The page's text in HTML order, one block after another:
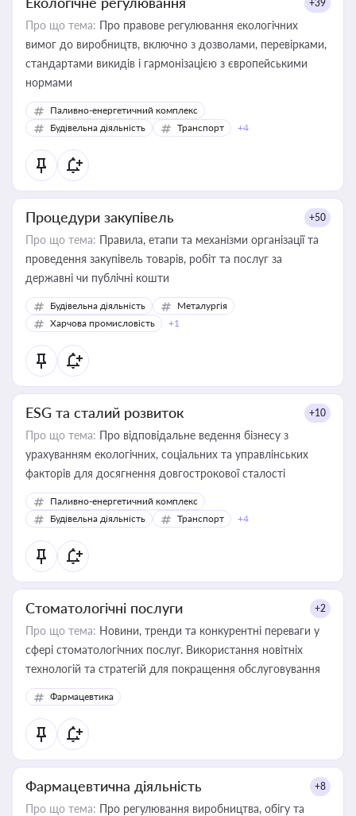
+39
Про що тема: Про правове регулювання екологічних
вимог до виробництв, включно з дозволами, перевірками,
стандартами викидів і гармонізацією з європейськими
нормами
Паливно-енергетичний комплекс
Будівельна діяльність
Транспорт +4
Процедури закупівель +50
Про що тема: Правила, етапи та механізми організації та
проведення закупівель товарів, робіт та послуг за
державні чи публічні кошти
Будівельна діяльність
Металургія
Харчова промисловість
+1
ESG та сталий розвиток +10
Про що тема: Про відповідальне ведення бізнесу з
урахуванням екологічних, соціальних та управлінських
факторів для досягнення довгострокової сталості
Паливно-енергетичний комплекс
Будівельна діяльність
Транспорт +4
Стоматологічні послуги +2
Про що тема: Новини, тренди та конкурентні переваги у
сфері стоматологічних послуг. Використання новітніх
технологій та стратегій для покращення обслуговування
Фармацевтика
Фармацевтична діяльність +8
Про що тема: Про регулювання виробництва, обігу та